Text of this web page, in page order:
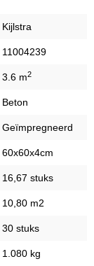
Kijlstra
11004239
3.6 m2
Beton
Geïmpregneerd
60x60x4cm
16,67 stuks
10,80 m2
30 stuks
1.080 kg